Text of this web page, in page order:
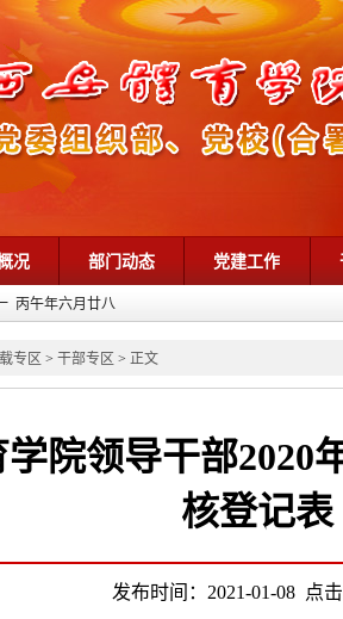
况 部门动态 党建工作
丙午年六月廿八
载专区 > 干部专区 > 正文
院领导干部2020
核登记表
发布时间：2021-01-08 点